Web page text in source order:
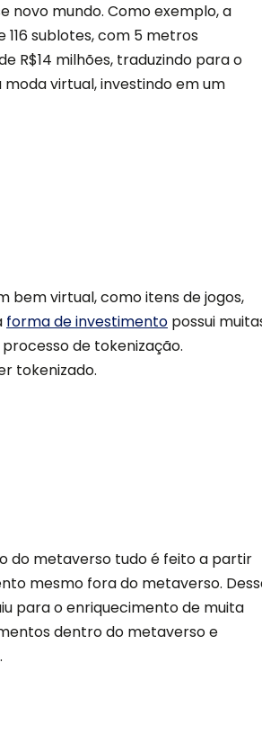
novo mundo. Como exemplo, a
sublotes, com 5 metros
R$14 milhões, traduzindo para o
virtual, investindo em um
bem virtual, como itens de jogos,
forma de investimento possui
de tokenização.
tokenizado.
do metaverso tudo é feito a partir
mesmo fora do metaverso.
para o enriquecimento de muita
dentro do metaverso e